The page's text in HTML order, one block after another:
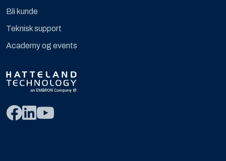
Bli kunde
Teknisk support
Academy og events